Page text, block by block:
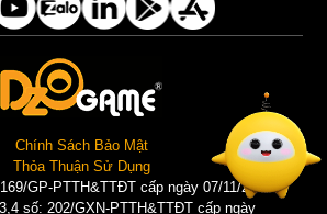
Chính Sách Bảo Mật
Thỏa Thuận Sử Dụng
GP-PTTH&TTĐT cấp ngày 07/11/2025 |
số: 202/GXN-PTTH&TTĐT cấp ngày